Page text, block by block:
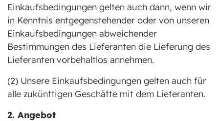
Einkaufsbedingungen gelten auch dann, wenn wir
in Kenntnis entgegenstehender oder von unseren
Einkaufsbedingungen abweichender
Bestimmungen des Lieferanten die Lieferung des
Lieferanten vorbehaltlos annehmen.
(2) Unsere Einkaufsbedingungen gelten auch für
alle zukünftigen Geschäfte mit dem Lieferanten.
2. Angebot